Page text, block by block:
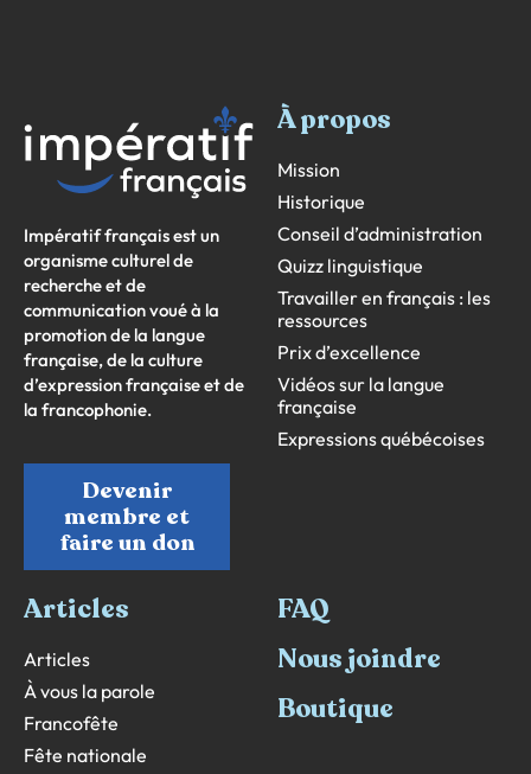
Impératif français est un
organisme culturel de
recherche et de
communication voué à la
promotion de la langue
française, de la culture
d’expression française et de
la francophonie.
Devenir
membre et
faire un don
À propos
Mission
Historique
Conseil d’administration
Quizz linguistique
Travailler en français : les
ressources
Prix d’excellence
Vidéos sur la langue
française
Expressions québécoises
Articles
Articles
À vous la parole
Francofête
Fête nationale
FAQ
Nous joindre
Boutique